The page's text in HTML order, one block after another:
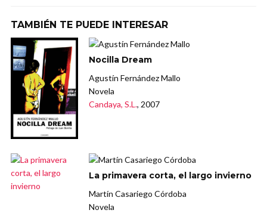
TAMBIÉN TE PUEDE INTERESAR
Nocilla Dream
Agustín Fernández Mallo
Novela
Candaya, S.L., 2007
La primavera corta, el largo invierno
Martín Casariego Córdoba
Novela